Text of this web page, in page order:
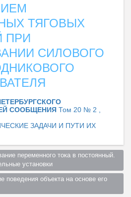
ТЯГОВЫХ
ПРИ
СИЛОВОГО
СООБЩЕНИЯ Том 20 № 2 ,
ЗАДАЧИ И ПУТИ ИХ
переменного тока в постоянный.
установки
поведения объекта на основе его